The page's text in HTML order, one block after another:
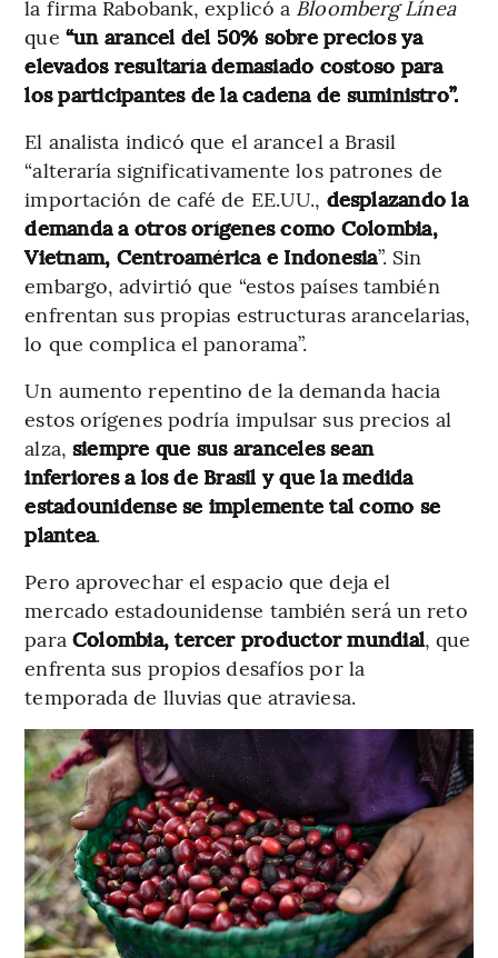
la firma Rabobank, explicó a Bloomberg Línea
que “un arancel del 50% sobre precios ya
elevados resultaría demasiado costoso para
los participantes de la cadena de suministro”.
El analista indicó que el arancel a Brasil
“alteraría significativamente los patrones de
importación de café de EE.UU., desplazando la
demanda a otros orígenes como Colombia,
Vietnam, Centroamérica e Indonesia”. Sin
embargo, advirtió que “estos países también
enfrentan sus propias estructuras arancelarias,
lo que complica el panorama”.
Un aumento repentino de la demanda hacia
estos orígenes podría impulsar sus precios al
alza, siempre que sus aranceles sean
inferiores a los de Brasil y que la medida
estadounidense se implemente tal como se
plantea.
Pero aprovechar el espacio que deja el
mercado estadounidense también será un reto
para Colombia, tercer productor mundial, que
enfrenta sus propios desafíos por la
temporada de lluvias que atraviesa.